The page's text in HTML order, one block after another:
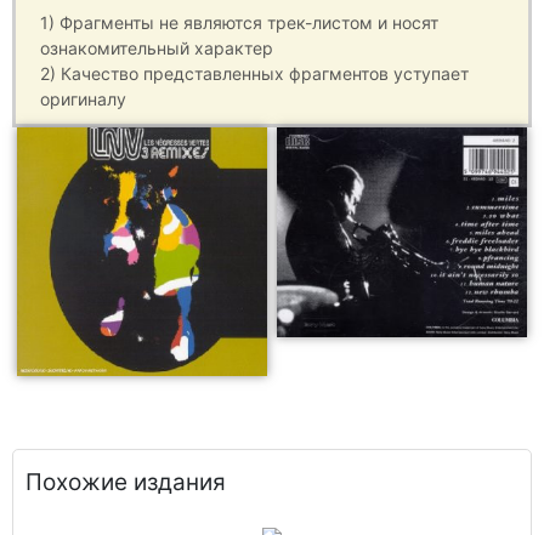
1) Фрагменты не являются трек-листом и носят
ознакомительный характер
2) Качество представленных фрагментов уступает
оригиналу
Похожие издания